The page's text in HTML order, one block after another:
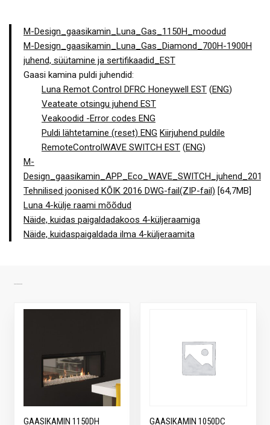
M-Design_gaasikamin_Luna_Gas_1150H_moodud
M-Design_gaasikamin_Luna_Gas_Diamond_700H-1900H
juhend, süütamine ja sertifikaadid_EST
Gaasi kamina puldi juhendid:
Luna Remot Control DFRC Honeywell EST (ENG)
Veateate otsingu juhend EST
Veakoodid -Error codes ENG
Puldi lähtetamine (reset) ENG Kiirjuhend puldile
RemoteControlWAVE SWITCH EST (ENG)
M-
Tehnilised joonised KÕIK 2016 DWG-fail(ZIP-fail) [64,7MB]
Luna 4-külje raami mõõdud
Näide, kuidas paigaldadakoos 4-küljeraamiga
Näide, kuidaspaigaldada ilma 4-küljeraamita
GAASIKAMIN 1150DH
GAASIKAMIN 1050DC